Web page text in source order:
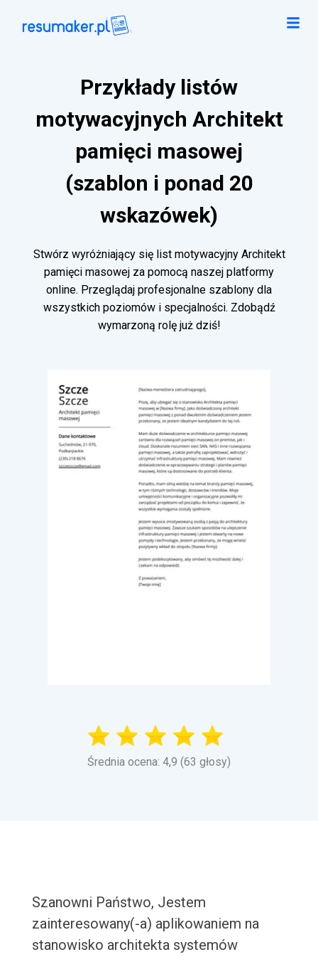
Przykłady listów
motywacyjnych Architekt
pamięci masowej
(szablon i ponad 20
wskazówek)
Stwórz wyróżniający się list motywacyjny Architekt
pamięci masowej za pomocą naszej platformy
online. Przeglądaj profesjonalne szablony dla
wszystkich poziomów i specjalności. Zdobądź
wymarzoną rolę już dziś!
Średnia ocena: 4,9 (63 głosy)
Szanowni Państwo, Jestem
zainteresowany(-a) aplikowaniem na
stanowisko architekta systemów